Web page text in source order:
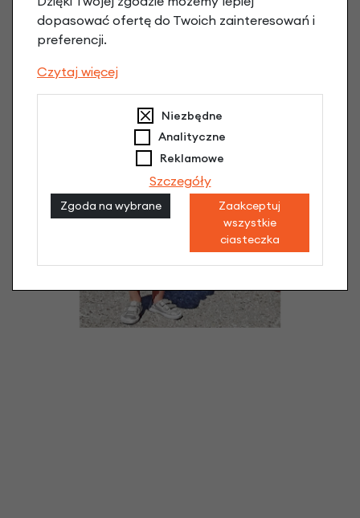
dopasować ofertę do Twoich zainteresowań i
preferencji.
Czytaj więcej
Niezbędne
Analityczne
Reklamowe
Szczegóły
Zgoda na wybrane
Zaakceptuj
wszystkie
ciasteczka